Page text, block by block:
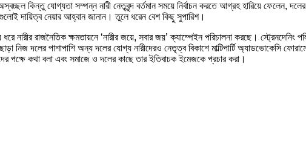
কিন্তু যোগ্যতা সম্পন্ন নারী নেতৃবৃন্দ বর্তমান সময়ে নির্বাচন করতে আগ্রহ হারিয়ে ফেলেন,
দায়িত্ব নেয়ার আহ্বান জানান। তুলে ধরেন বেশ কিছু সুপারিশ।
নারীর রাজনৈতিক ক্ষমতায়নে ‘নারীর জয়ে, সবার জয়’ ক্যাম্পেইন পরিচালনা করছে।
নিজ দলের পাশাপাশি অন্য দলের যোগ্য নারীদেরও নেতৃত্ব বিকাশে মাল্টিপার্টি অ্যাডভোকেসি
পক্ষে কথা বলা এবং সমাজে ও দলের কাছে তার ইতিবাচক ইমেজকে প্রচার করা।